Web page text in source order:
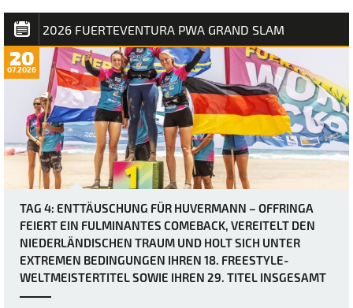
2026 FUERTEVENTURA PWA GRAND SLAM
20
07.2026
TAG 4: ENTTÄUSCHUNG FÜR HUVERMANN – OFFRINGA
FEIERT EIN FULMINANTES COMEBACK, VEREITELT DEN
NIEDERLÄNDISCHEN TRAUM UND HOLT SICH UNTER
EXTREMEN BEDINGUNGEN IHREN 18. FREESTYLE-
WELTMEISTERTITEL SOWIE IHREN 29. TITEL INSGESAMT